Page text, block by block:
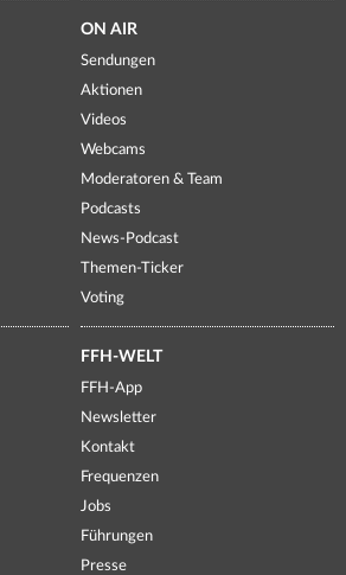
ON AIR
Sendungen
Aktionen
Videos
Webcams
Moderatoren & Team
Podcasts
News-Podcast
Themen-Ticker
Voting
FFH-WELT
FFH-App
Newsletter
Kontakt
Frequenzen
Jobs
Führungen
Presse